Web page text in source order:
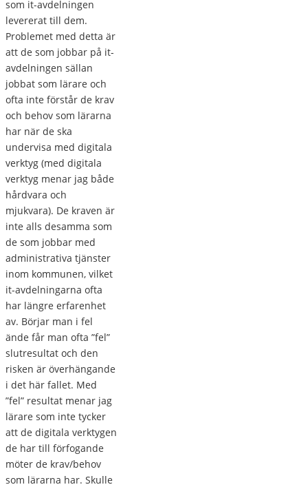
som it-avdelningen
levererat till dem.
Problemet med detta är
att de som jobbar på it-
avdelningen sällan
jobbat som lärare och
ofta inte förstår de krav
och behov som lärarna
har när de ska
undervisa med digitala
verktyg (med digitala
verktyg menar jag både
hårdvara och
mjukvara). De kraven är
inte alls desamma som
de som jobbar med
administrativa tjänster
inom kommunen, vilket
it-avdelningarna ofta
har längre erfarenhet
av. Börjar man i fel
ände får man ofta ”fel”
slutresultat och den
risken är överhängande
i det här fallet. Med
”fel” resultat menar jag
lärare som inte tycker
att de digitala verktygen
de har till förfogande
möter de krav/behov
som lärarna har. Skulle